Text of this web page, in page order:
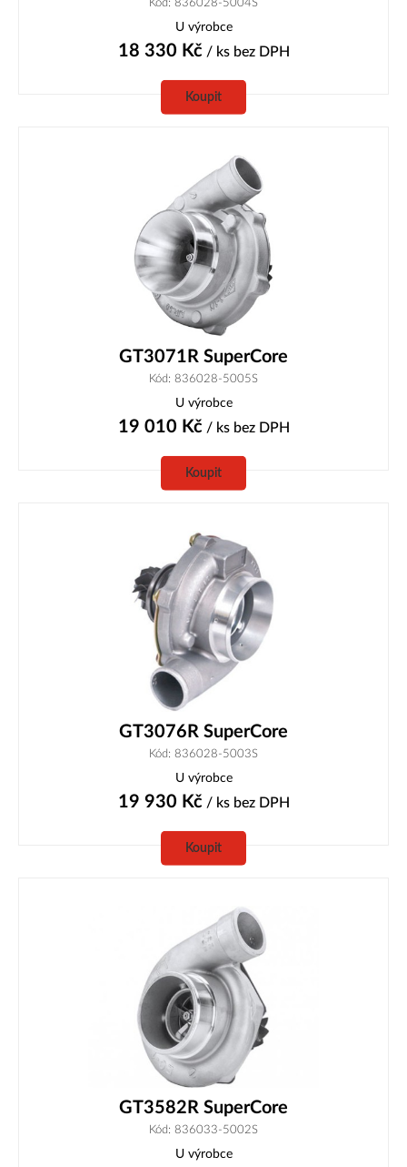
Kód: 836028-5004S
U výrobce
18 330 Kč/ ks bez DPH
Koupit
GT3071R SuperCore
Kód: 836028-5005S
U výrobce
19 010 Kč/ ks bez DPH
Koupit
GT3076R SuperCore
Kód: 836028-5003S
U výrobce
19 930 Kč/ ks bez DPH
Koupit
GT3582R SuperCore
Kód: 836033-5002S
U výrobce